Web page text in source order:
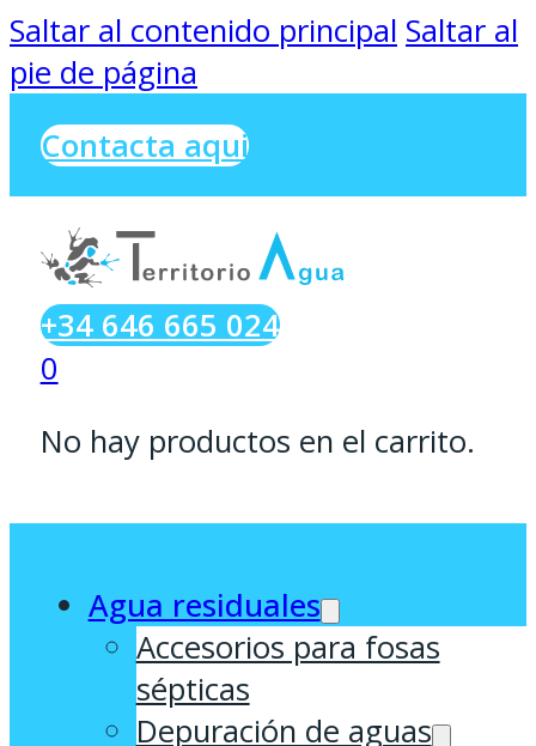
Saltar al contenido principal Saltar al
pie de página
Contacta aqui
+34 646 665 024
0
No hay productos en el carrito.
Agua residuales
Accesorios para fosas
sépticas
Depuración de aguas